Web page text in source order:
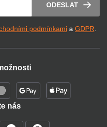
ODESLAT
podmínkami a GDPR.
nás